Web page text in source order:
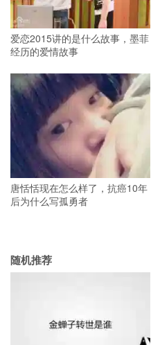
爱恋2015讲的是什么故事，墨菲
经历的爱情故事
唐恬恬现在怎么样了，抗癌10年
后为什么写孤勇者
随机推荐